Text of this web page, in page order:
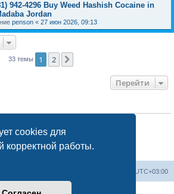
cookies для
корректной работы.
942-4296 Buy Weed Hashish Cocaine in
Jordan
penson « 27 июн 2026, 09:13
33 темы 1 2
Перейти
свои сообщения
UTC+03:00
phpBB® Forum Software © phpBB Limited